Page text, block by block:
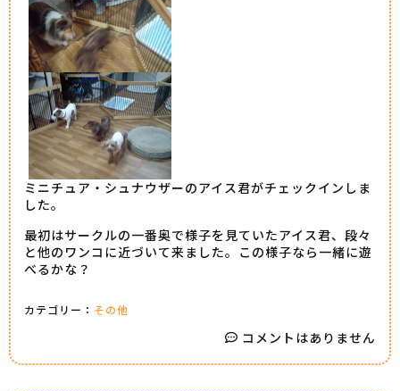
ミニチュア・シュナウザーのアイス君がチェックインしま
した。
最初はサークルの一番奥で様子を見ていたアイス君、段々
と他のワンコに近づいて来ました。この様子なら一緒に遊
べるかな？
カテゴリー： その他
コメントはありません